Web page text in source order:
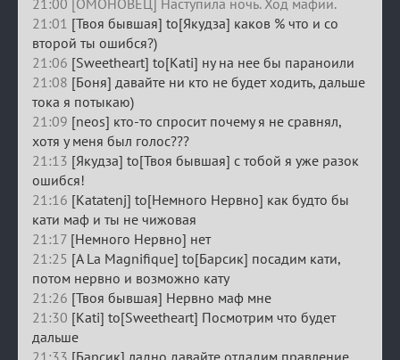
21:01 [Твоя бывшая] to[Якудза] каков % что и со
второй ты ошибся?)
21:06 [Sweetheart] to[Kati] ну на нее бы параноили
21:08 [Боня] давайте ни кто не будет ходить, дальше
тока я потыкаю)
21:09 [neos] кто-то спросит почему я не сравнял,
хотя у меня был голос???
21:13 [Якудза] to[Твоя бывшая] с тобой я уже разок
ошибся!
21:16 [Katatenj] to[Немного Нервно] как будто бы
кати маф и ты не чижовая
21:17 [Немного Нервно] нет
21:25 [A La Magnifique] to[Барсик] посадим кати,
потом нервно и возможно кату
21:26 [Твоя бывшая] Нервно маф мне
21:30 [Kati] to[Sweetheart] Посмотрим что будет
дальше
21:33 [Барсик] ладно давайте отдадим правление